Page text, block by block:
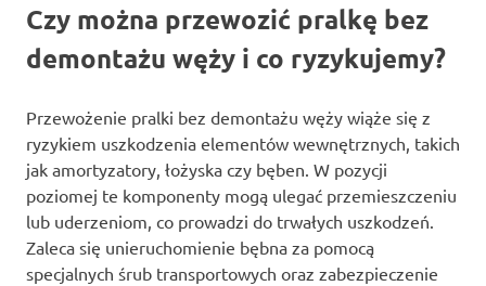
Czy można przewozić pralkę bez
demontażu węży i co ryzykujemy?
Przewożenie pralki bez demontażu węży wiąże się z
ryzykiem uszkodzenia elementów wewnętrznych, takich
jak amortyzatory, łożyska czy bęben. W pozycji
poziomej te komponenty mogą ulegać przemieszczeniu
lub uderzeniom, co prowadzi do trwałych uszkodzeń.
Zaleca się unieruchomienie bębna za pomocą
specjalnych śrub transportowych oraz zabezpieczenie